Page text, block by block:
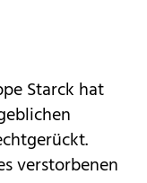
Starck hat
verstorbenen